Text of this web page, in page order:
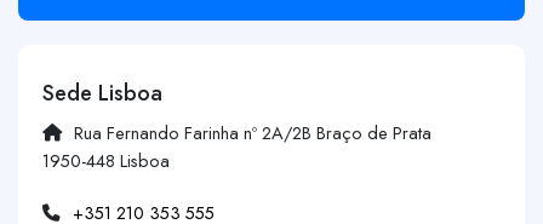
Sede Lisboa
Rua Fernando Farinha nº 2A/2B Braço de Prata
1950-448 Lisboa
+351 210 353 555